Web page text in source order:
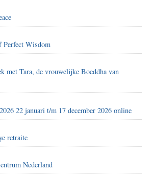
Perfect Wisdom
met Tara, de vrouwelijke Boeddha van
22 januari t/m 17 december 2026 online
retraite
Nederland